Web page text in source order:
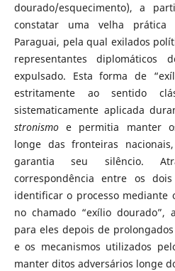
dourado/esquecimento), a
constatar uma velha
Paraguai, pela qual exilados
representantes
expulsado. Esta forma de
estritamente ao sentido
sistematicamente aplicada
stronismoe permitia manter os
longe das fronteiras
garantia seu silêncio.
correspondência entre os
identificar o processo mediante
no chamado “exílio dourado”,
para eles depois de
e os mecanismos utilizados
manter ditos adversários longe